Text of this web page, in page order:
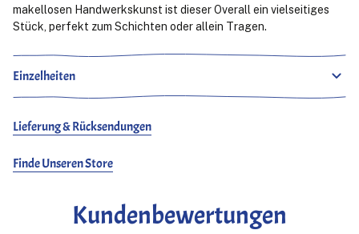
makellosen Handwerkskunst ist dieser Overall ein vielseitiges
Stück, perfekt zum Schichten oder allein Tragen.
Einzelheiten
Lieferung & Rücksendungen
Finde Unseren Store
Kundenbewertungen